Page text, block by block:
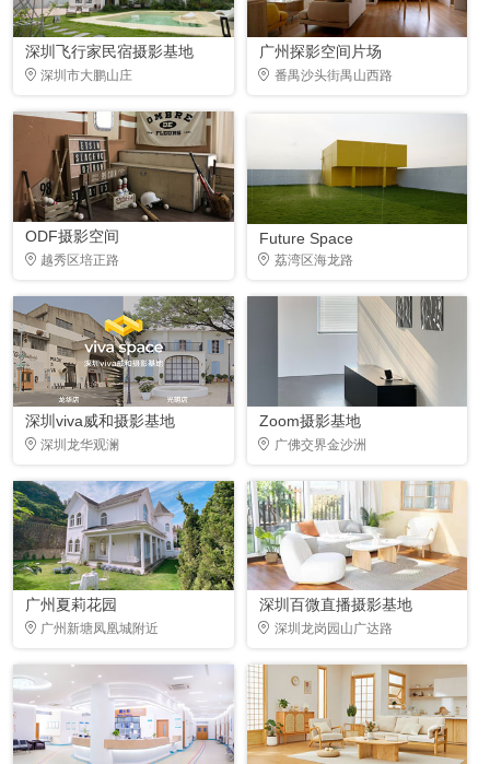
深圳飞行家民宿摄影基地
深圳市大鹏山庄
广州探影空间片场
番禺沙头街禺山西路
ODF摄影空间
越秀区培正路
Future Space
荔湾区海龙路
深圳viva威和摄影基地
深圳龙华观澜
Zoom摄影基地
广佛交界金沙洲
广州夏莉花园
广州新塘凤凰城附近
深圳百微直播摄影基地
深圳龙岗园山广达路